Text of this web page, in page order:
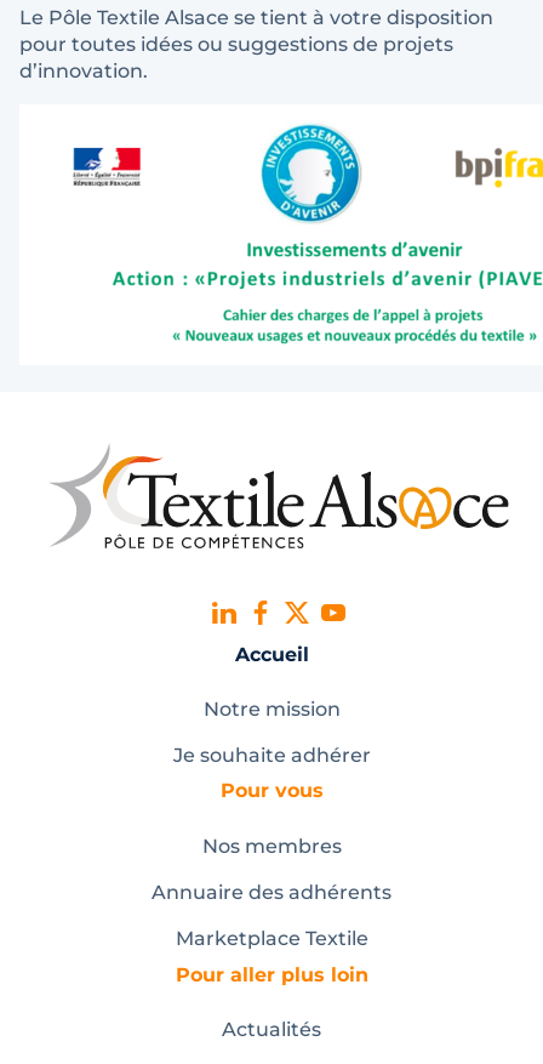
Le Pôle Textile Alsace se tient à votre disposition
pour toutes idées ou suggestions de projets
d’innovation.
Accueil
Notre mission
Je souhaite adhérer
Pour vous
Nos membres
Annuaire des adhérents
Marketplace Textile
Pour aller plus loin
Actualités